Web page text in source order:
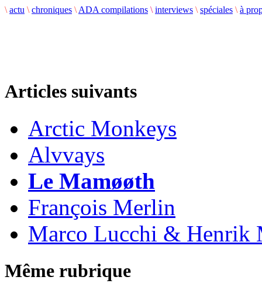
\ actu \ chroniques \ ADA compilations \ interviews \ spéciales \ à
Articles suivants
Arctic Monkeys
Alvvays
Le Mam​ø​ø​th
François Merlin
Marco Lucchi & Henrik
Même rubrique